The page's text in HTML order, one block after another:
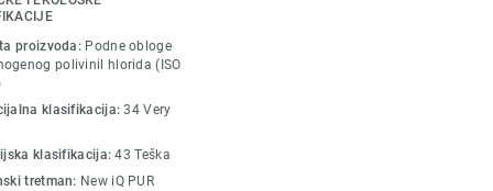
je jednostavno suvo
Zahvaljujući nizu
akustične, statičke
Granit je prava
naše kružne
proizvoda: Podne obloge
polivinil hlorida (ISO
klasifikacija:34 Very
klasifikacija:43 Teška
tretman: New iQ PUR